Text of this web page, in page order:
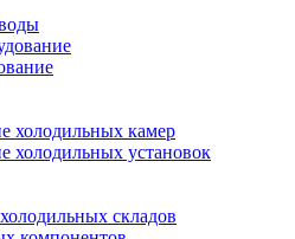
холодильных камер
холодильных установок
складов